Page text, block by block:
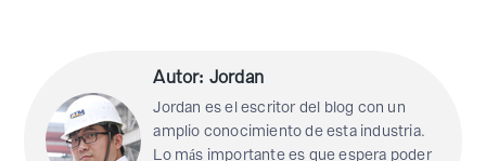
Autor: Jordan
Jordan es el escritor del blog con un
amplio conocimiento de esta industria.
Lo más importante es que espera poder